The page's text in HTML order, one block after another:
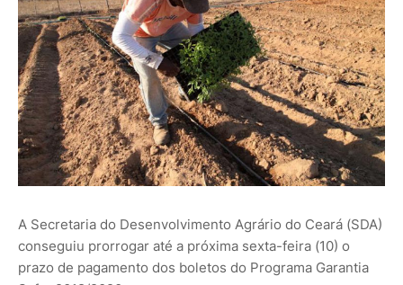
A Secretaria do Desenvolvimento Agrário do Ceará (SDA)
conseguiu prorrogar até a próxima sexta-feira (10) o
prazo de pagamento dos boletos do Programa Garantia